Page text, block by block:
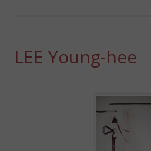
LEE Young-hee